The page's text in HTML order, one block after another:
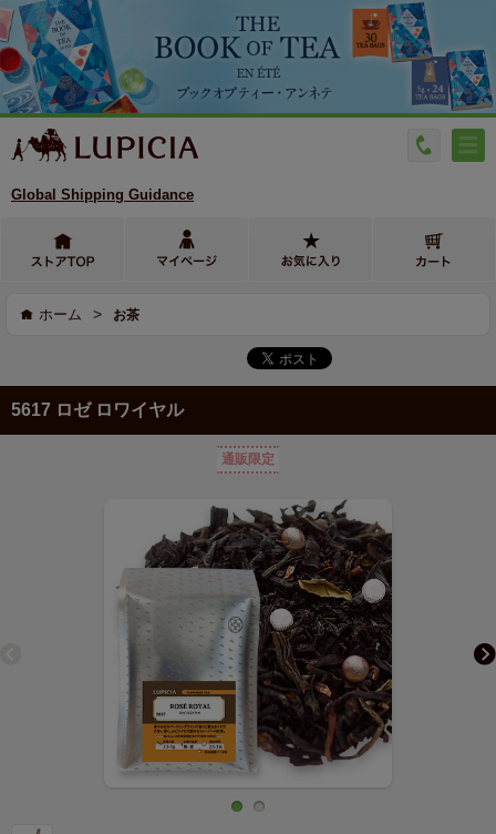
Global Shipping Guidance
ホーム > お茶
5617 ロゼ ロワイヤル
通販限定